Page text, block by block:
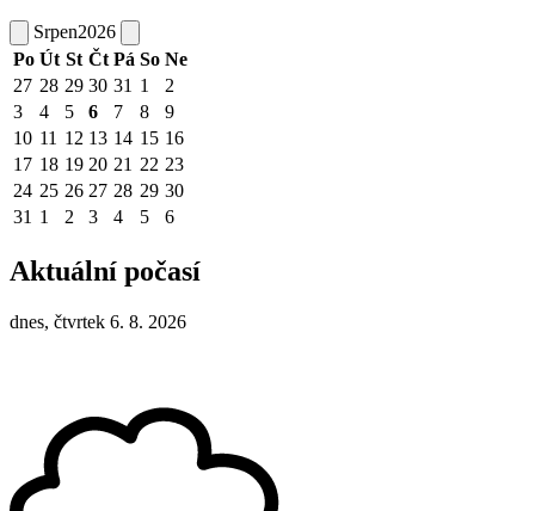
Srpen2026
Po Út St Čt Pá So Ne
27 28 29 30 31 1
2
3
4 5 6 7 8
9
10 11 12 13 14 15 16
17 18 19 20 21 22 23
24 25 26 27 28 29 30
31 1 2 3 4 5 6
Aktuální počasí
dnes, čtvrtek 6. 8. 2026